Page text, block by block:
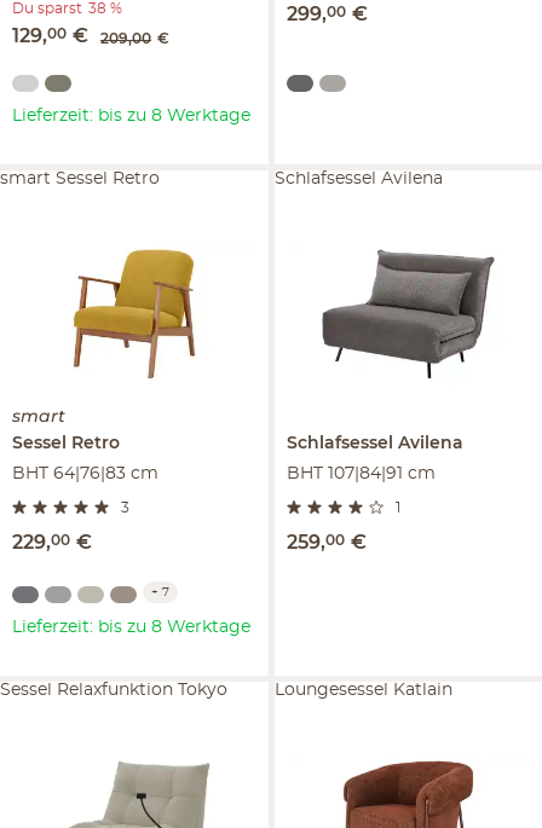
129,00 € 209,00 €
Du sparst 38 %
Lieferzeit: bis zu 8 Werktage
299,00 €
smart
Sessel
Retro
BHT 64|76|83 cm
3
229,00 €
smart Sessel Retro
+ 7
Lieferzeit: bis zu 8 Werktage
Schlafsessel Avilena
BHT 107|84|91 cm
1
259,00 €
Schlafsessel Avilena
Sessel Relaxfunktion Tokyo Loungesessel Katlain